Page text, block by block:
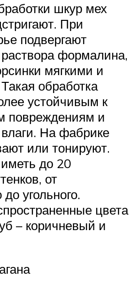
шкур мех
При
подвергают
формалина,
мягкими и
обработка
устойчивым к
повреждениям и
На фабрике
или тонируют.
до 20
от
угольного.
цвета
– коричневый и